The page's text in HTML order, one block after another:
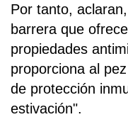
Por tanto,
barrera que
propiedades
proporciona al
de protección
estivación".